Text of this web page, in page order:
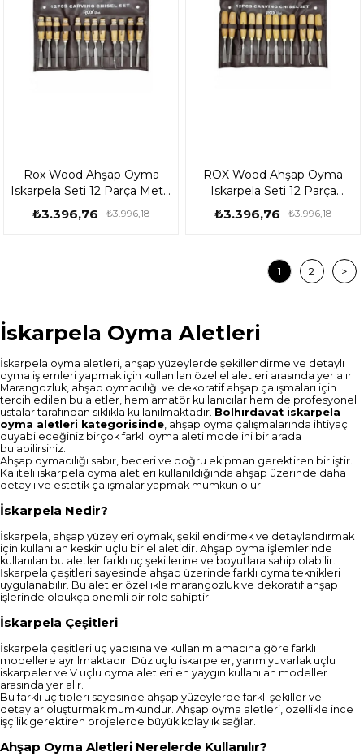
Rox Wood Ahşap Oyma
Iskarpela Seti 12 Parça Metal
Yüzüklü Saplı Tokmak Tip
15399084
₺3.396,76 ₺3.996,18
ROX Wood Ahşap Oyma
Iskarpela Seti 12 Parça
15399086
₺3.396,76 ₺3.996,18
1 2 >
İskarpela Oyma Aletleri
İskarpela oyma aletleri, ahşap yüzeylerde şekillendirme ve detaylı
oyma işlemleri yapmak için kullanılan özel el aletleri arasında yer alır.
Marangozluk, ahşap oymacılığı ve dekoratif ahşap çalışmaları için
tercih edilen bu aletler, hem amatör kullanıcılar hem de profesyonel
ustalar tarafından sıklıkla kullanılmaktadır. Bolhırdavat iskarpela
oyma aletleri kategorisinde, ahşap oyma çalışmalarında ihtiyaç
duyabileceğiniz birçok farklı oyma aleti modelini bir arada
bulabilirsiniz.
Ahşap oymacılığı sabır, beceri ve doğru ekipman gerektiren bir iştir.
Kaliteli iskarpela oyma aletleri kullanıldığında ahşap üzerinde daha
detaylı ve estetik çalışmalar yapmak mümkün olur.
İskarpela Nedir?
İskarpela, ahşap yüzeyleri oymak, şekillendirmek ve detaylandırmak
için kullanılan keskin uçlu bir el aletidir. Ahşap oyma işlemlerinde
kullanılan bu aletler farklı uç şekillerine ve boyutlara sahip olabilir.
İskarpela çeşitleri sayesinde ahşap üzerinde farklı oyma teknikleri
uygulanabilir. Bu aletler özellikle marangozluk ve dekoratif ahşap
işlerinde oldukça önemli bir role sahiptir.
İskarpela Çeşitleri
İskarpela çeşitleri uç yapısına ve kullanım amacına göre farklı
modellere ayrılmaktadır. Düz uçlu iskarpeler, yarım yuvarlak uçlu
iskarpeler ve V uçlu oyma aletleri en yaygın kullanılan modeller
arasında yer alır.
Bu farklı uç tipleri sayesinde ahşap yüzeylerde farklı şekiller ve
detaylar oluşturmak mümkündür. Ahşap oyma aletleri, özellikle ince
işçilik gerektiren projelerde büyük kolaylık sağlar.
Ahşap Oyma Aletleri Nerelerde Kullanılır?